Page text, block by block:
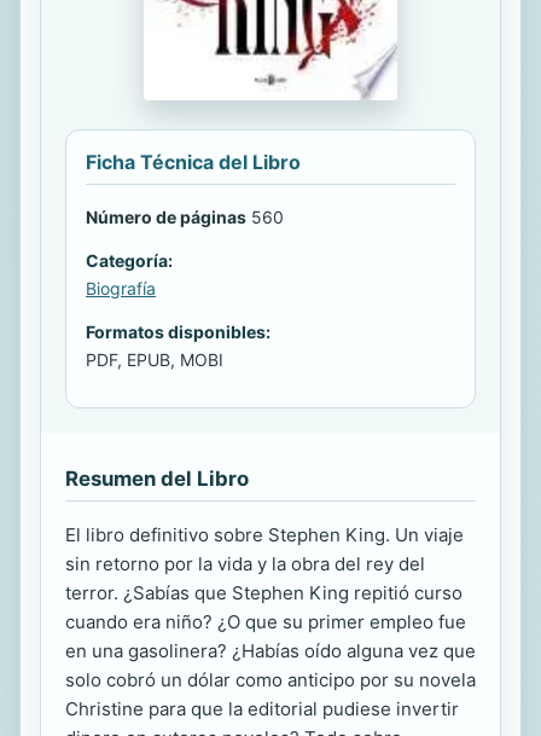
Ficha Técnica del Libro
Número de páginas 560
Categoría:
Biografía
Formatos disponibles:
PDF, EPUB, MOBI
Resumen del Libro
El libro definitivo sobre Stephen King. Un viaje
sin retorno por la vida y la obra del rey del
terror. ¿Sabías que Stephen King repitió curso
cuando era niño? ¿O que su primer empleo fue
en una gasolinera? ¿Habías oído alguna vez que
solo cobró un dólar como anticipo por su novela
Christine para que la editorial pudiese invertir